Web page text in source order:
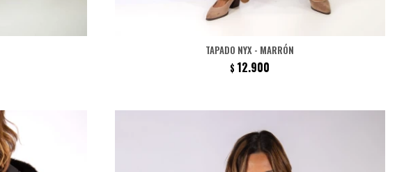
TAPADO NYX - MARRÓN
$ 12.900